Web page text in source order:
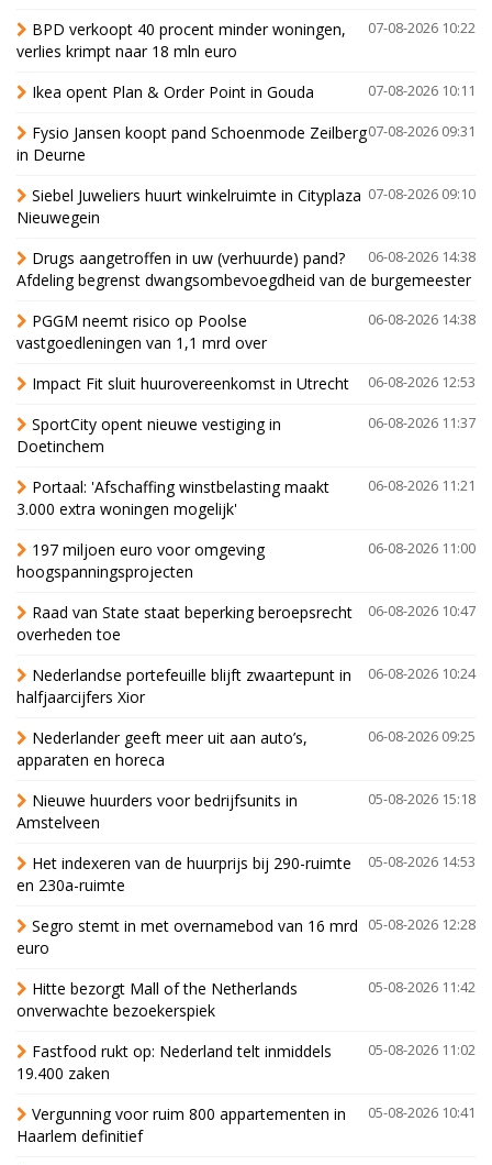
07-08-2026 10:22
BPD verkoopt 40 procent minder woningen,
verlies krimpt naar 18 mln euro
07-08-2026 10:11
Ikea opent Plan & Order Point in Gouda
07-08-2026 09:31
Fysio Jansen koopt pand Schoenmode Zeilberg
in Deurne
07-08-2026 09:10
Siebel Juweliers huurt winkelruimte in Cityplaza
Nieuwegein
06-08-2026 14:38
Drugs aangetroffen in uw (verhuurde) pand?
Afdeling begrenst dwangsombevoegdheid van de burgemeester
06-08-2026 14:38
PGGM neemt risico op Poolse
vastgoedleningen van 1,1 mrd over
06-08-2026 12:53
Impact Fit sluit huurovereenkomst in Utrecht
06-08-2026 11:37
SportCity opent nieuwe vestiging in
Doetinchem
06-08-2026 11:21
Portaal: 'Afschaffing winstbelasting maakt
3.000 extra woningen mogelijk'
06-08-2026 11:00
197 miljoen euro voor omgeving
hoogspanningsprojecten
06-08-2026 10:47
Raad van State staat beperking beroepsrecht
overheden toe
06-08-2026 10:24
Nederlandse portefeuille blijft zwaartepunt in
halfjaarcijfers Xior
06-08-2026 09:25
Nederlander geeft meer uit aan auto’s,
apparaten en horeca
05-08-2026 15:18
Nieuwe huurders voor bedrijfsunits in
Amstelveen
05-08-2026 14:53
Het indexeren van de huurprijs bij 290-ruimte
en 230a-ruimte
05-08-2026 12:28
Segro stemt in met overnamebod van 16 mrd
euro
05-08-2026 11:42
Hitte bezorgt Mall of the Netherlands
onverwachte bezoekerspiek
05-08-2026 11:02
Fastfood rukt op: Nederland telt inmiddels
19.400 zaken
05-08-2026 10:41
Vergunning voor ruim 800 appartementen in
Haarlem definitief